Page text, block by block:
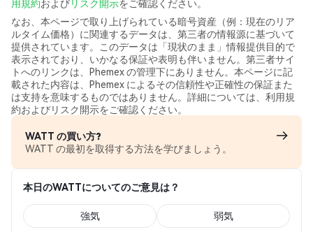
用規約およびリスク開示をご確認ください。
なお、本ページで取り上げられている暗号資産（例：現在のリア
ルタイム価格）に関連するデータは、第三者の情報源に基づいて
提供されています。このデータは「現状のまま」情報提供目的で
表示されており、いかなる保証や表明も伴いません。第三者サイ
トへのリンクは、Phemex の管理下にありません。本ページに記
載された内容は、Phemex によるその信頼性や正確性の保証また
は支持を意味するものではありません。詳細については、利用規
約およびリスク開示をご確認ください。
WATT の買い方?
WATT の最初を取得する方法を学びましょう。
本日のWATTについてのご意見は？
強気 弱気